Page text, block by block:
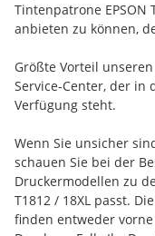
Tintenpatrone EPSON
anbieten zu können,
Größte Vorteil
Service-Center, der in
Verfügung steht.
Wenn Sie unsicher
schauen Sie bei der
Druckermodellen zu
T1812 / 18XL passt.
finden entweder